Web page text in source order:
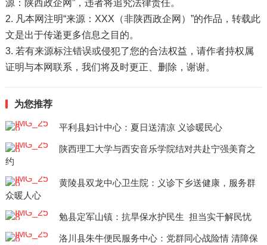
源：陕西政企网”，违者将追究法律责任。
2. 凡本网注明“来源：XXX（非陕西政企网）”的作品，转载此
文是出于传递更多信息之目的。
3. 若有来源标注错误或侵犯了您的合法权益，请作者持权属
证明与本网联系，我们将及时更正、删除，谢谢。
为您推荐
平利县妇计中心：夏日送清凉 义诊暖民心
陕西理工大学与西安音乐学院结对共赴宁强美育之
约
黄陵县双龙中心卫生院：义诊下乡送健康，服务群
众暖人心
勉县定军山镇：抗旱保水护民生 担当实干解民忧
洛川县朱牛便民服务中心：党群同心战险情 清障保